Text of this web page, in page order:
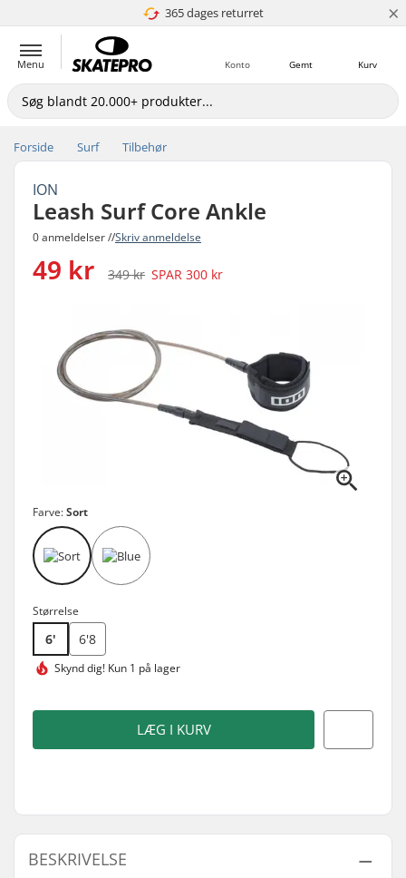
365 dages returret
4.8 ud af 5 ×
Menu Kurv
Gemt
Konto
Forside Surf Tilbehør
ION
Leash Surf Core Ankle
0 anmeldelser //Skriv anmeldelse
49 kr 349 kr SPAR 300 kr
Farve:Sort
Størrelse
6' 6'8
Skynd dig! Kun 1 på lager
LÆG I KURV
BESKRIVELSE